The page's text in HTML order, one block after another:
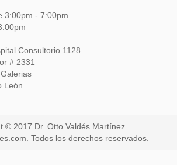
3:00pm - 7:00pm
Consultorio 1128
# 2331
León
© 2017 Dr. Otto Valdés Martínez
Todos los derechos reservados.